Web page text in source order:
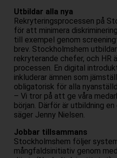
Utbildar alla nya
Rekryteringsprocessen på
för att minimera
till exempel genom
brev. Stockholmshem
rekryterande chefer, och HR
processen. En digital
inkluderar ämnen som
obligatorisk för alla
– Vi tror på att ge våra
början. Därför är utbildning
säger Jenny Nielsen.
Jobbar tillsammans
Stockholmshem följer
mångfaldsinitiativ genom